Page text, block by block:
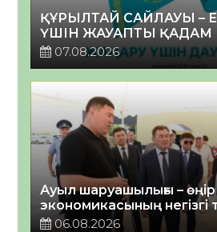
ҚҰРЫЛТАЙ САЙЛАУЫ –
ҮШІН ЖАУАПТЫ ҚАДАМ
07.08.2026
Ауыл шаруашылығы – өңір
экономикасының негізгі
06.08.2026